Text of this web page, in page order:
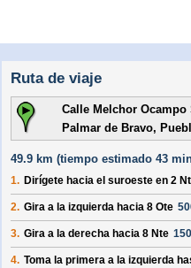
Ruta de viaje
Calle Melchor Ocampo
Palmar de Bravo,
49.9 km (tiempo estimado 43
1. Dirígete hacia el suroeste en 2
2. Gira a la izquierda hacia 8 Ote
3. Gira a la derecha hacia 8 Nte
4. Toma la primera a la izquierda